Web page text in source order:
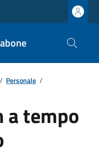
/ Personale /
a tempo